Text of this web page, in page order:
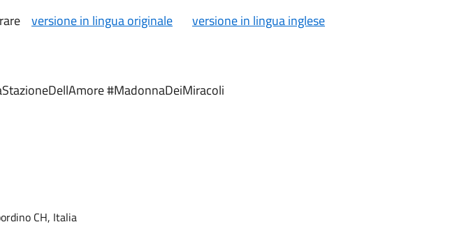
versione in lingua originale
versione in lingua inglese
#MadonnaDeiMiracoli
CH, Italia